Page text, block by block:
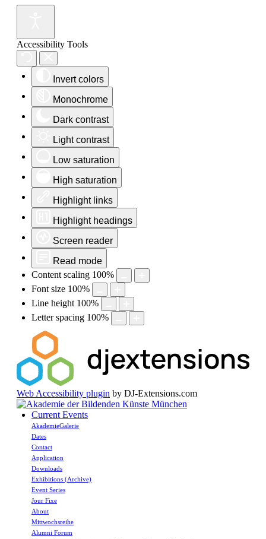
Accessibility Tools
Invert colors
Monochrome
Dark contrast
Light contrast
Low saturation
High saturation
Highlight links
Highlight headings
Screen reader
Read mode
Content scaling 100%
Font size 100%
Line height 100%
Letter spacing 100%
Web Accessibility plugin by DJ-Extensions.com
Current Events
AkademieGalerie
Dates
Contact
Application
Downloads
Exhibitions (Archive)
Event Series
Jour Fixe
About
Mittwochsreihe
Alumni Forum